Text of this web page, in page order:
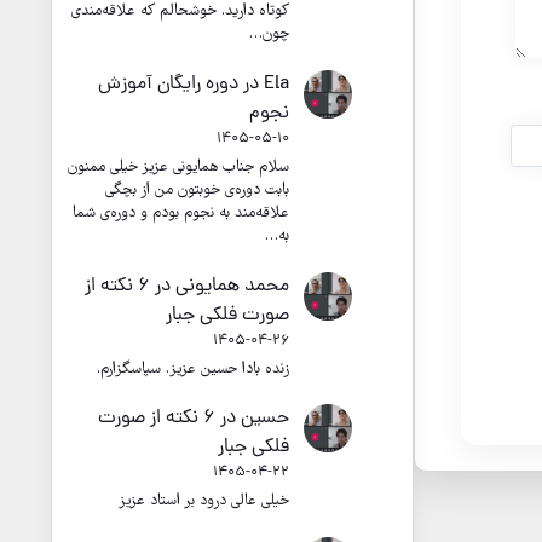
کوتاه دارید. خوشحالم که علاقه‌مندی
چون…
Ela دردوره رایگان آموزش
نجوم
1405-05-10
سلام جناب همایونی عزیز خیلی ممنون
بابت دوره‌ی خوبتون من از بچگی
علاقه‌مند به نجوم بودم و دوره‌ی شما
به…
محمد همایونیدر
۶ نکته از
صورت فلکی جبار
1405-04-26
زنده بادا حسین عزیز. سپاسگزارم.
حسیندر
۶ نکته از صورت
فلکی جبار
1405-04-22
خیلی عالی درود بر استاد عزیز